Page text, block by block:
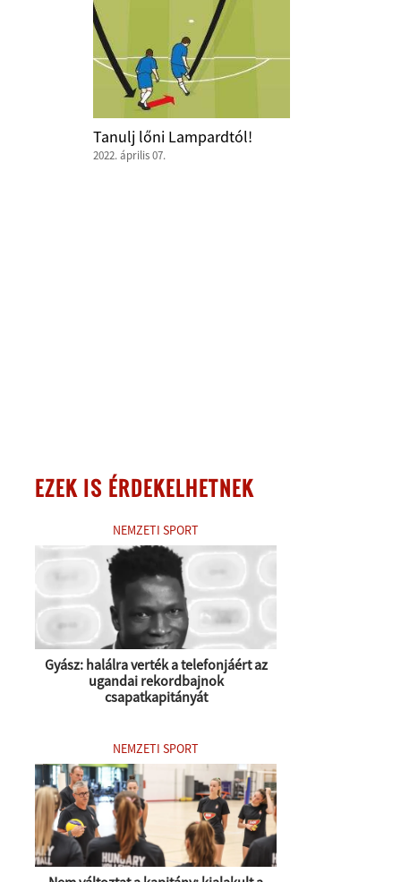
Tanulj lőni Lampardtól!
2022. április 07.
EZEK IS ÉRDEKELHETNEK
NEMZETI SPORT
Gyász: halálra verték a telefonjáért az
ugandai rekordbajnok
csapatkapitányát
NEMZETI SPORT